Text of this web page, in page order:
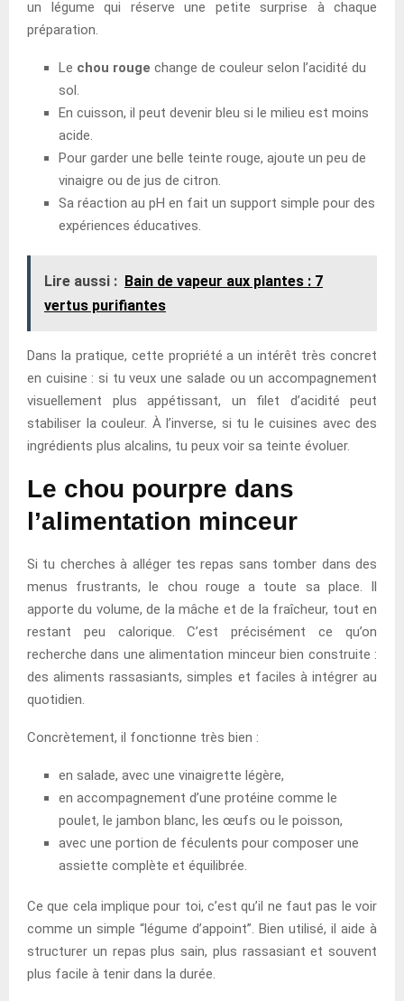
un légume qui réserve une petite surprise à chaque
préparation.
Le chou rouge change de couleur selon l’acidité du
sol.
En cuisson, il peut devenir bleu si le milieu est moins
acide.
Pour garder une belle teinte rouge, ajoute un peu de
vinaigre ou de jus de citron.
Sa réaction au pH en fait un support simple pour des
expériences éducatives.
Lire aussi : Bain de vapeur aux plantes : 7
vertus purifiantes
Dans la pratique, cette propriété a un intérêt très concret
en cuisine : si tu veux une salade ou un accompagnement
visuellement plus appétissant, un filet d’acidité peut
stabiliser la couleur. À l’inverse, si tu le cuisines avec des
ingrédients plus alcalins, tu peux voir sa teinte évoluer.
Le chou pourpre dans
l’alimentation minceur
Si tu cherches à alléger tes repas sans tomber dans des
menus frustrants, le chou rouge a toute sa place. Il
apporte du volume, de la mâche et de la fraîcheur, tout en
restant peu calorique. C’est précisément ce qu’on
recherche dans une alimentation minceur bien construite :
des aliments rassasiants, simples et faciles à intégrer au
quotidien.
Concrètement, il fonctionne très bien :
en salade, avec une vinaigrette légère,
en accompagnement d’une protéine comme le
poulet, le jambon blanc, les œufs ou le poisson,
avec une portion de féculents pour composer une
assiette complète et équilibrée.
Ce que cela implique pour toi, c’est qu’il ne faut pas le voir
comme un simple “légume d’appoint”. Bien utilisé, il aide à
structurer un repas plus sain, plus rassasiant et souvent
plus facile à tenir dans la durée.